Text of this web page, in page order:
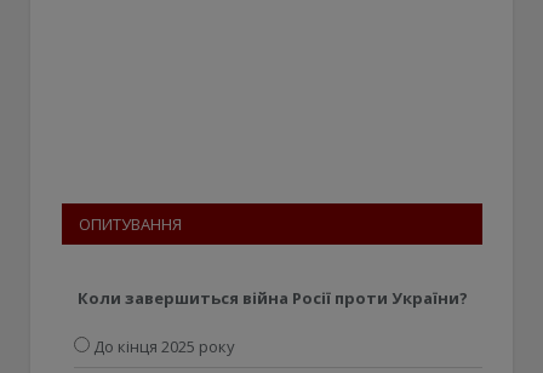
ОПИТУВАННЯ
Коли завершиться війна Росії проти України?
До кінця 2025 року